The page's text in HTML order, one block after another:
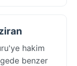
hakim
benzer